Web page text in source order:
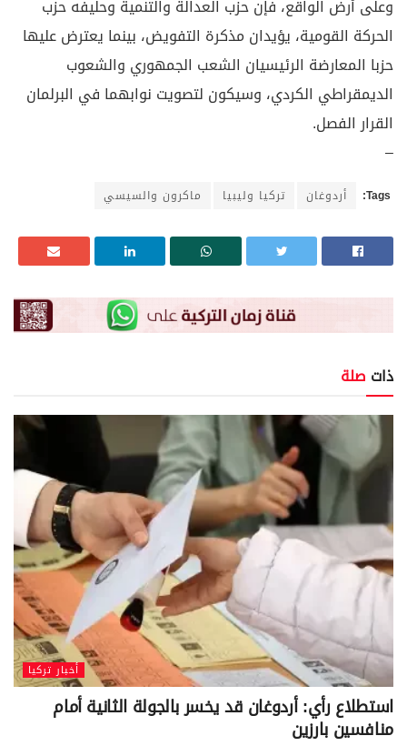
وعلى أرض الواقع، فإن حزب العدالة والتنمية وحليفه حزب
الحركة القومية، يؤيدان مذكرة التفويض، بينما يعترض عليها
حزبا المعارضة الرئيسيان الشعب الجمهوري والشعوب
الديمقراطي الكردي، وسيكون لتصويت نوابهما في البرلمان
القرار الفصل.
–
Tags: أردوغان تركيا وليبيا ماكرون والسيسي
ذات صلة
أخبار تركيا
استطلاع رأي: أردوغان قد يخسر بالجولة الثانية أمام
منافسين بارزين